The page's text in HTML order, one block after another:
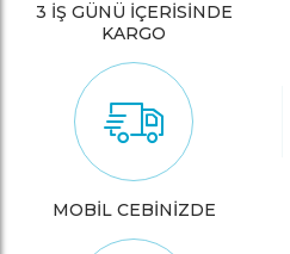
3 İŞ GÜNÜ İÇERİSİNDE
KARGO
MOBİL CEBİNİZDE